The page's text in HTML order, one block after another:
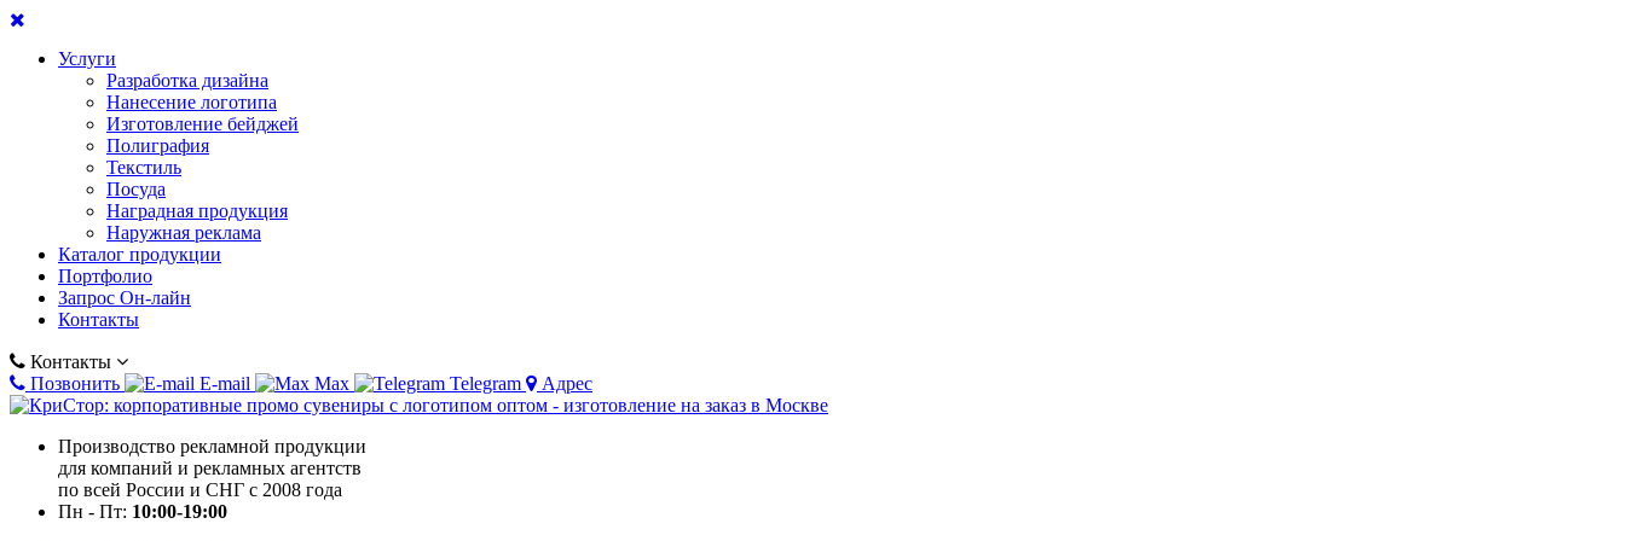
Услуги
Разработка дизайна
Нанесение логотипа
Изготовление бейджей
Полиграфия
Текстиль
Посуда
Наградная продукция
Наружная реклама
Каталог продукции
Портфолио
Запрос Он-лайн
Контакты
Контакты
Позвонить
E-mail Max Telegram Адрес
Производство рекламной продукции
для компаний и рекламных агентств
по всей России и СНГ с 2008 года
Пн - Пт: 10:00-19:00